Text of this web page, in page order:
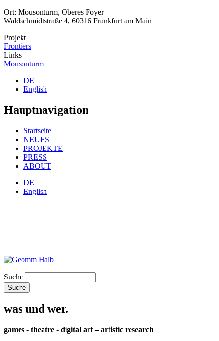
Ort: Mousonturm, Oberes Foyer
Waldschmidtstraße 4, 60316 Frankfurt am Main
Projekt
Frontiers
Links
Mousonturm
DE
English
Hauptnavigation
Startseite
NEUES
PROJEKTE
PRESS
ABOUT
DE
English
Suche
was und wer.
games - theatre - digital art – artistic research